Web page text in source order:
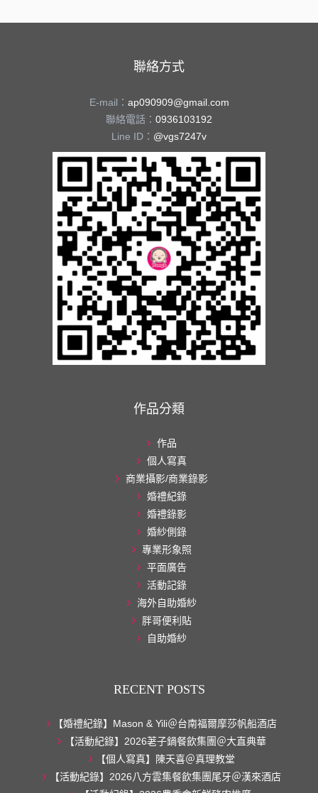
聯絡方式
E-mail： ap090909@gmail.com
聯絡電話： 0936103192
Line ID： @vgs7247v
作品分類
作品
個人寫真
商業攝影/商業錄影
婚禮紀錄
婚禮錄影
婚紗側錄
專業形象照
平面廣告
活動記錄
海外自助婚紗
胖哥便利貼
自助婚紗
RECENT POSTS
【婚禮紀錄】Mason & Yili＠台南福爾摩莎帆船酒店
【活動紀錄】2026荖子鍋餐飲集團＠大直典華
【個人寫真】陳天喜＠真理教堂
【活動紀錄】2026八方雲集餐飲集團尾牙＠漢來酒店